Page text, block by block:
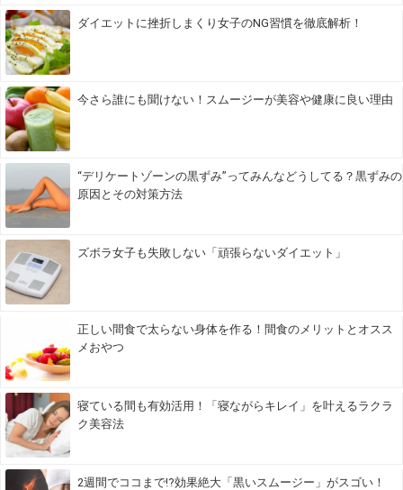
ダイエットに挫折しまくり女子のNG習慣を徹底解析！
今さら誰にも聞けない！スムージーが美容や健康に良い理由
“デリケートゾーンの黒ずみ”ってみんなどうしてる？黒ずみの
原因とその対策方法
ズボラ女子も失敗しない「頑張らないダイエット」
正しい間食で太らない身体を作る！間食のメリットとオスス
メおやつ
寝ている間も有効活用！「寝ながらキレイ」を叶えるラクラ
ク美容法
2週間でココまで!?効果絶大「黒いスムージー」がスゴい！